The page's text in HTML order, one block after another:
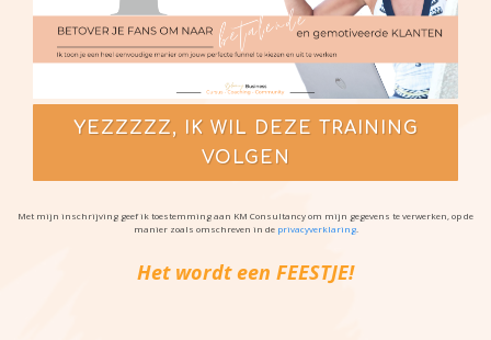
YEZZZZZ, IK WIL DEZE TRAINING
VOLGEN
Met mijn inschrijving geef ik toestemming aan KM Consultancy om mijn gegevens te verwerken, op de
manier zoals omschreven in de privacyverklaring.
Het wordt een FEESTJE!